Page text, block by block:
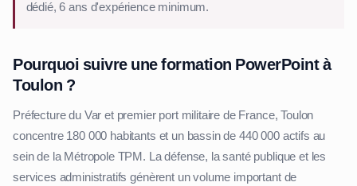
dédié, 6 ans d'expérience minimum.
Pourquoi suivre une formation PowerPoint à
Toulon ?
Préfecture du Var et premier port militaire de France, Toulon
concentre 180 000 habitants et un bassin de 440 000 actifs au
sein de la Métropole TPM. La défense, la santé publique et les
services administratifs génèrent un volume important de